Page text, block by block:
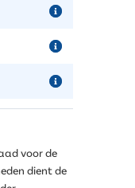
voor de
dient de